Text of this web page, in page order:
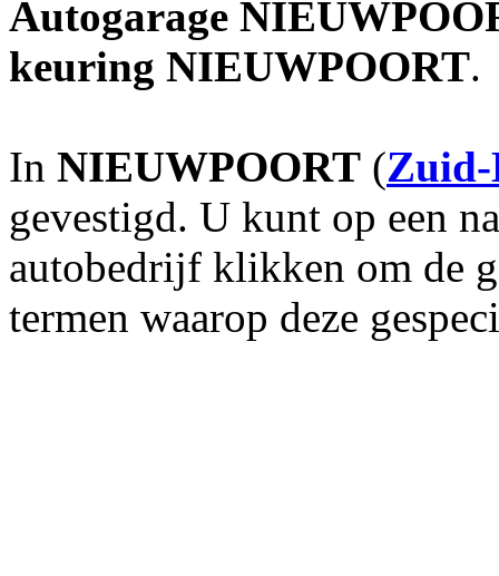
Autogarage
keuring NIEUWPOORT.
In NIEUWPOORT (
gevestigd. U kunt op een
autobedrijf klikken om de
termen waarop deze